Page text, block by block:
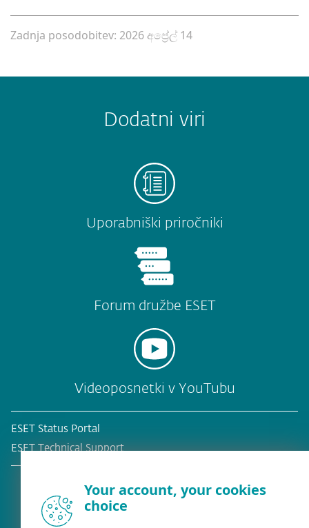
Zadnja posodobitev: 2026 අප්‍රේල් 14
Dodatni viri
Uporabniški priročniki
Forum družbe ESET
Videoposnetki v YouTubu
ESET Status Portal
ESET Technical Support
Your account, your cookies
choice